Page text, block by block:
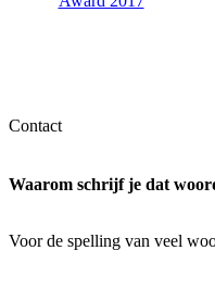
Contact
Waarom schrijf je dat
Voor de spelling van veel